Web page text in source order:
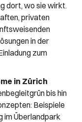
dort, wo sie wirkt.
privaten
in der
zum
in Zürich
bis hin
Beispiele
im Überlandpark